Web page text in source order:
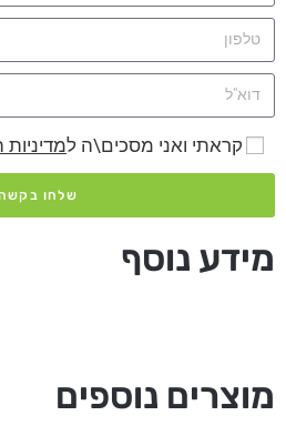
קראתי ואני מסכים\ה ל
שלחו
מידע נוסף
מוצרים נוספים